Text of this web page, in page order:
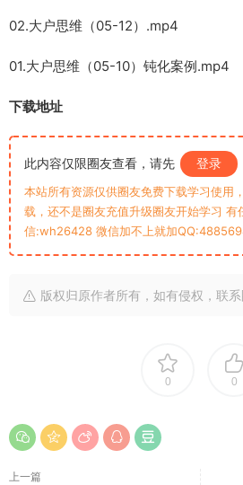
02.大户思维（05-12）.mp4
01.大户思维（05-10）钝化案例.mp4
下载地址
此内容仅限圈友查看，请先 登录
本站所有资源仅供圈友免费下载学习使用
载，还不是圈友充值升级圈友开始学习 有
信:wh26428 微信加不上就加
版权归原作者所有，如有侵权，联系
0 0
上一篇